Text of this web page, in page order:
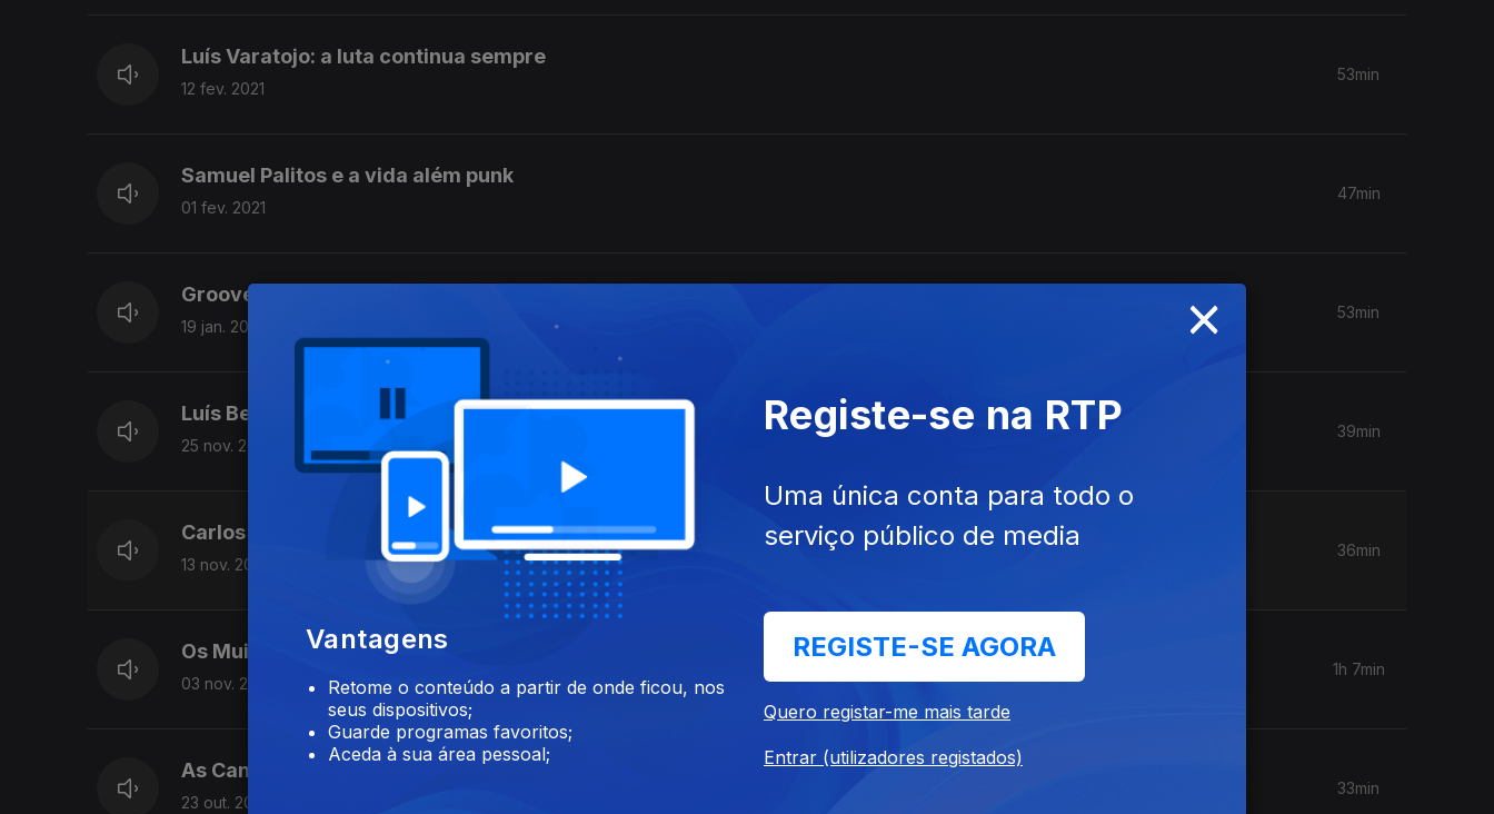
Luís Varatojo: a luta continua sempre
12 fev. 2021
53min
Samuel Palitos e a vida além punk
01 fev. 2021
47min
Groove e alma de Paulo de Carvalho
19 jan. 2021
53min
Luís Beethoven - Sonhos & música naive
25 nov. 2020
39min
Carlos Maria Trindade - Para além do músico
13 nov. 2020
36min
Os Muitos Papéis de Adelaide Ferreira
03 nov. 2020
1h 7min
As Canções do Tozé Brito
23 out. 2020
33min
×
Vantagens
Retome o conteúdo a partir de onde ficou, nos
seus dispositivos;
Guarde programas favoritos;
Aceda à sua área pessoal;
Registe-se na RTP
Uma única conta para todo o
serviço público de media
REGISTE-SE AGORA
Quero registar-me mais tarde
Entrar (utilizadores registados)